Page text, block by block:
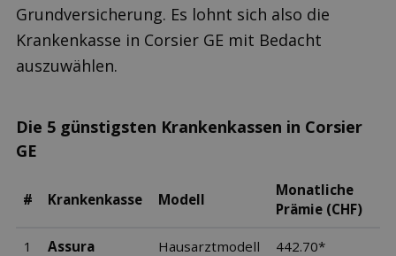
Grundversicherung. Es lohnt sich also die
Krankenkasse in Corsier GE mit Bedacht
auszuwählen.
Die 5 günstigsten Krankenkassen in Corsier
GE
# Krankenkasse Modell
Monatliche
Prämie (CHF)
1 Assura Hausarztmodell 442.70*